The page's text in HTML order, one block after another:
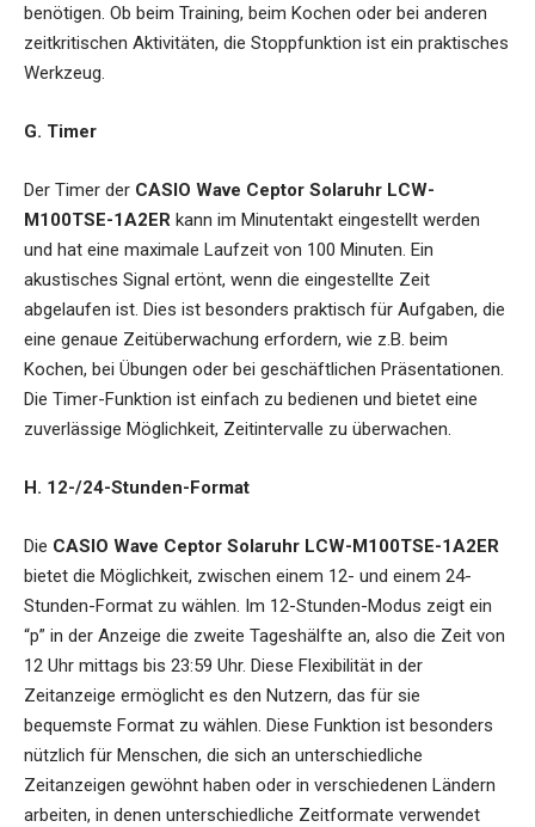
benötigen. Ob beim Training, beim Kochen oder bei anderen
zeitkritischen Aktivitäten, die Stoppfunktion ist ein praktisches
Werkzeug.
G. Timer
Der Timer der CASIO Wave Ceptor Solaruhr LCW-
M100TSE-1A2ER kann im Minutentakt eingestellt werden
und hat eine maximale Laufzeit von 100 Minuten. Ein
akustisches Signal ertönt, wenn die eingestellte Zeit
abgelaufen ist. Dies ist besonders praktisch für Aufgaben, die
eine genaue Zeitüberwachung erfordern, wie z.B. beim
Kochen, bei Übungen oder bei geschäftlichen Präsentationen.
Die Timer-Funktion ist einfach zu bedienen und bietet eine
zuverlässige Möglichkeit, Zeitintervalle zu überwachen.
H. 12-/24-Stunden-Format
Die CASIO Wave Ceptor Solaruhr LCW-M100TSE-1A2ER
bietet die Möglichkeit, zwischen einem 12- und einem 24-
Stunden-Format zu wählen. Im 12-Stunden-Modus zeigt ein
“p” in der Anzeige die zweite Tageshälfte an, also die Zeit von
12 Uhr mittags bis 23:59 Uhr. Diese Flexibilität in der
Zeitanzeige ermöglicht es den Nutzern, das für sie
bequemste Format zu wählen. Diese Funktion ist besonders
nützlich für Menschen, die sich an unterschiedliche
Zeitanzeigen gewöhnt haben oder in verschiedenen Ländern
arbeiten, in denen unterschiedliche Zeitformate verwendet